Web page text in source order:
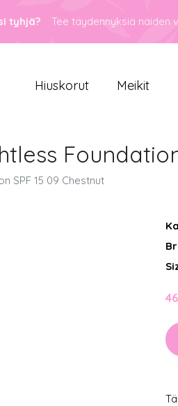
tyhjä? Tee täydennyksiä näiden
Hiuskorut Meikit
SPF 15 09 Chestnut